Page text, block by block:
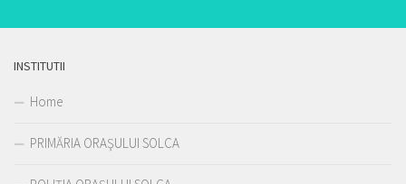
INSTITUTII
Home
PRIMĂRIA ORAŞULUI SOLCA